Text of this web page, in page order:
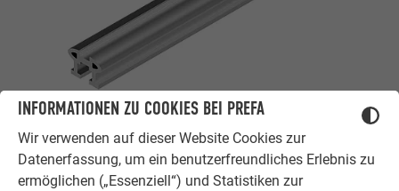
INFORMATIONEN ZU COOKIES BEI PREFA
Wir verwenden auf dieser Website Cookies zur
Datenerfassung, um ein benutzerfreundliches Erlebnis zu
ermöglichen („Essenziell“) und Statistiken zur